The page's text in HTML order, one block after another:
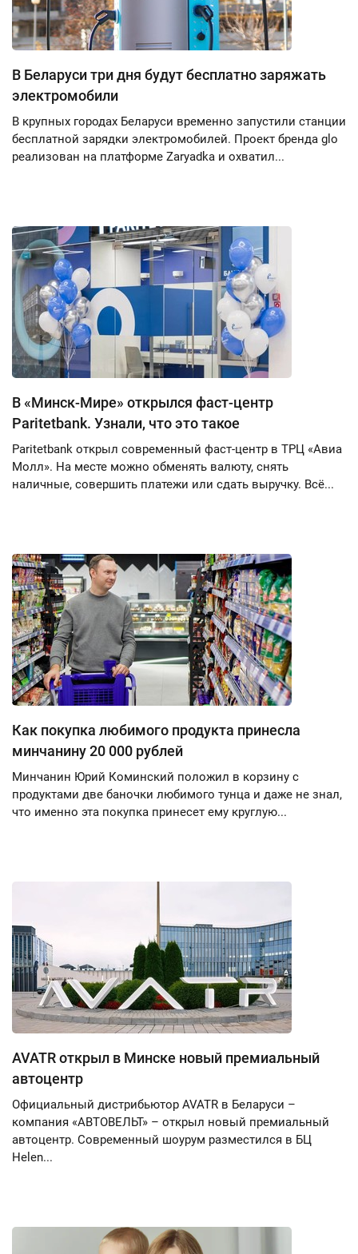
В Беларуси три дня будут бесплатно заряжать
электромобили
В крупных городах Беларуси временно запустили станции
бесплатной зарядки электромобилей. Проект бренда glo
реализован на платформе Zaryadka и охватил...
В «Минск-Мире» открылся фаст-центр
Paritetbank. Узнали, что это такое
Paritetbank открыл современный фаст-центр в ТРЦ «Авиа
Молл». На месте можно обменять валюту, снять
наличные, совершить платежи или сдать выручку. Всё...
Как покупка любимого продукта принесла
минчанину 20 000 рублей
Минчанин Юрий Коминский положил в корзину с
продуктами две баночки любимого тунца и даже не знал,
что именно эта покупка принесет ему круглую...
AVATR открыл в Минске новый премиальный
автоцентр
Официальный дистрибьютор AVATR в Беларуси –
компания «АВТОВЕЛЬТ» – открыл новый премиальный
автоцентр. Современный шоурум разместился в БЦ
Helen...